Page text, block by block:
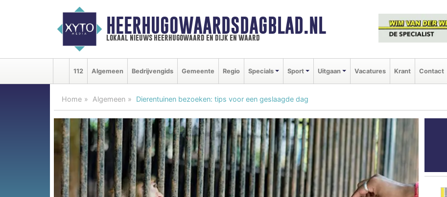
HEERHUGOWAARDSDAGBLAD.NL
lokaal nieuws heerhugowaard en dijk en waard
112 Algemeen Bedrijvengids Gemeente Regio Specials Sport Uitgaan Vacatures Krant Contact
Home Algemeen Dierentuinen bezoeken: tips voor een geslaagde dag